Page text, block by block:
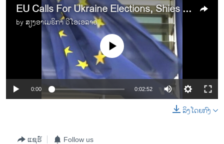
EU Calls For Ukraine Elections, Shies Away From Sanctions
by ສຽງອາເມຣິກາ ວີໂອເອລາວ
No media source currently available
0:00 0:02:52
ລິງໂດຍກົງ
ແຊຣ໌ Follow us